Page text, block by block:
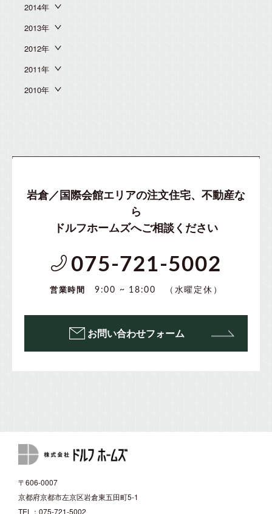
2014年
2013年
2012年
2011年
2010年
岩倉／国際会館エリアの注文住宅、不動産な
ら
ドルフホームズへご相談ください
075-721-5002
営業時間 9:00 ~ 18:00 （水曜定休）
お問い合わせフォーム
〒606-0007
京都府京都市左京区岩倉東五田町5-1
TEL：075-721-5002